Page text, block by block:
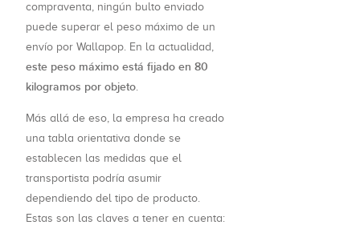
compraventa, ningún bulto enviado
puede superar el peso máximo de un
envío por Wallapop. En la actualidad,
este peso máximo está fijado en 80
kilogramos por objeto.
Más allá de eso, la empresa ha creado
una tabla orientativa donde se
establecen las medidas que el
transportista podría asumir
dependiendo del tipo de producto.
Estas son las claves a tener en cuenta: